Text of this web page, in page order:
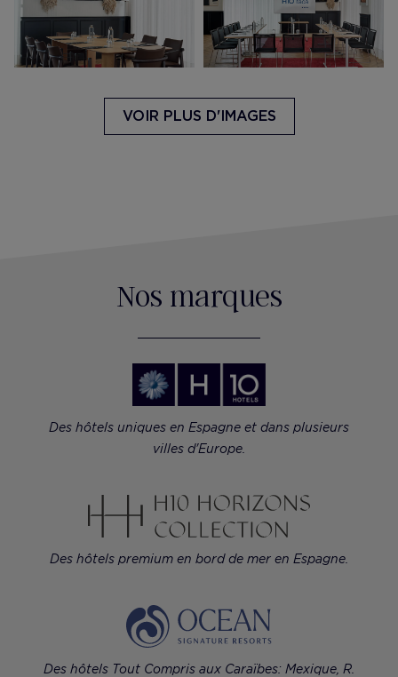
VOIR PLUS D'IMAGES
Nos marques
Des hôtels uniques en Espagne et dans plusieurs
villes d'Europe.
Des hôtels premium en bord de mer en Espagne.
Des hôtels Tout Compris aux Caraïbes: Mexique, R.